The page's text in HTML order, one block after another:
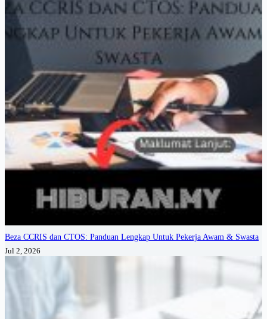
Beza CCRIS dan CTOS: Panduan Lengkap Untuk Pekerja Awam & Swasta
Jul 2, 2026